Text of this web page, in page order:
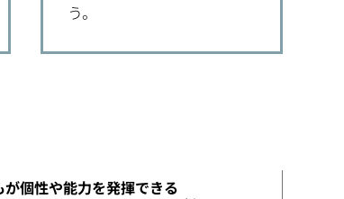
う。
が個性や能力を発揮できる